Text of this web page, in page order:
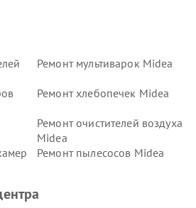
Ремонт мультиварок Midea
Ремонт хлебопечек Midea
Ремонт очистителей воздуха
Midea
Ремонт пылесосов Midea